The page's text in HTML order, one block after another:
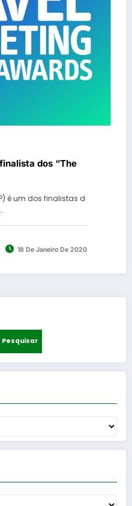
dos “The
é um dos finalistas d
18 De Janeiro De 2020
Pesquisar